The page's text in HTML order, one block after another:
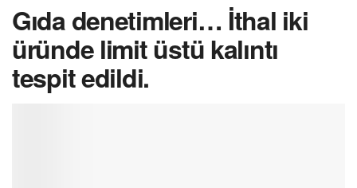
Gıda denetimleri… İthal iki
üründe limit üstü kalıntı
tespit edildi.